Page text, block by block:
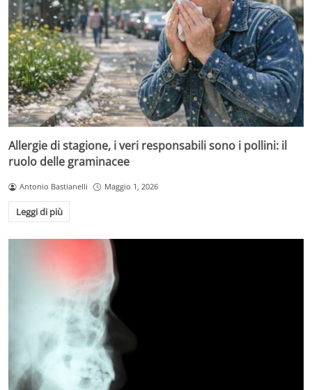
Allergie di stagione, i veri responsabili sono i pollini: il
ruolo delle graminacee
Antonio Bastianelli Maggio 1, 2026
Leggi di più